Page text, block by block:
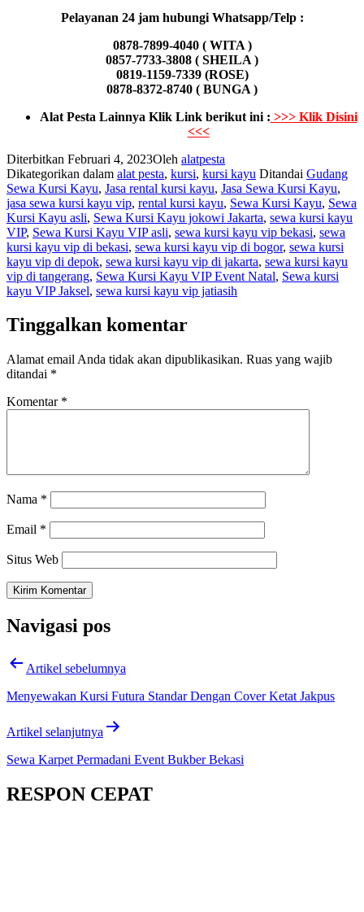
Pelayanan 24 jam hubungi Whatsapp/Telp :
0878-7899-4040 ( WITA )
0857-7733-3808 ( SHEILA )
0819-1159-7339 (ROSE)
0878-8372-8740 ( BUNGA )
Alat Pesta Lainnya Klik Link berikut ini : >>> Klik Disini
<<<
Diterbitkan Februari 4, 2023Oleh alatpesta
Dikategorikan dalam alat pesta, kursi, kursi kayu Ditandai Gudang
Sewa Kursi Kayu, Jasa rental kursi kayu, Jasa Sewa Kursi Kayu,
jasa sewa kursi kayu vip, rental kursi kayu, Sewa Kursi Kayu, Sewa
Kursi Kayu asli, Sewa Kursi Kayu jokowi Jakarta, sewa kursi kayu
VIP, Sewa Kursi Kayu VIP asli, sewa kursi kayu vip bekasi, sewa
kursi kayu vip di bekasi, sewa kursi kayu vip di bogor, sewa kursi
kayu vip di depok, sewa kursi kayu vip di jakarta, sewa kursi kayu
vip di tangerang, Sewa Kursi Kayu VIP Event Natal, Sewa kursi
kayu VIP Jaksel, sewa kursi kayu vip jatiasih
Tinggalkan komentar
Alamat email Anda tidak akan dipublikasikan. Ruas yang wajib
ditandai *
Komentar *
Nama *
Email *
Situs Web
Navigasi pos
Artikel sebelumnya
Menyewakan Kursi Futura Standar Dengan Cover Ketat Jakpus
Artikel selanjutnya
Sewa Karpet Permadani Event Bukber Bekasi
RESPON CEPAT